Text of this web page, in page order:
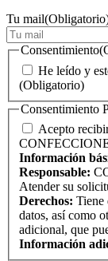
Tu mail
Consentimiento
He leído y
(Obligatorio)
Consentimiento
Acepto
Información
Responsable:
Atender su
Derechos: Tiene
datos, así como
adicional, que
Información